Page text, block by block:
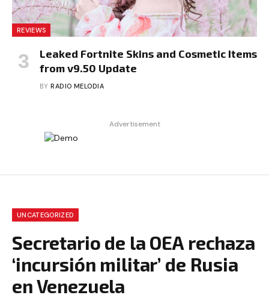
REVIEWS
Leaked Fortnite Skins and Cosmetic Items
from v9.50 Update
BY RADIO MELODIA
Advertisement
UNCATEGORIZED
Secretario de la OEA rechaza
‘incursión militar’ de Rusia
en Venezuela